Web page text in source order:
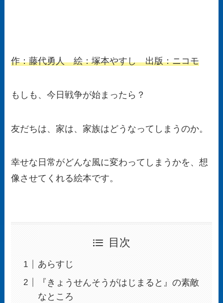
作：藤代勇人 絵：塚本やすし 出版：ニコモ
もしも、今日戦争が始まったら？
友だちは、家は、家族はどうなってしまうのか。
幸せな日常がどんな風に変わってしまうかを、想
像させてくれる絵本です。
目次
あらすじ
『きょうせんそうがはじまると』の素敵
なところ